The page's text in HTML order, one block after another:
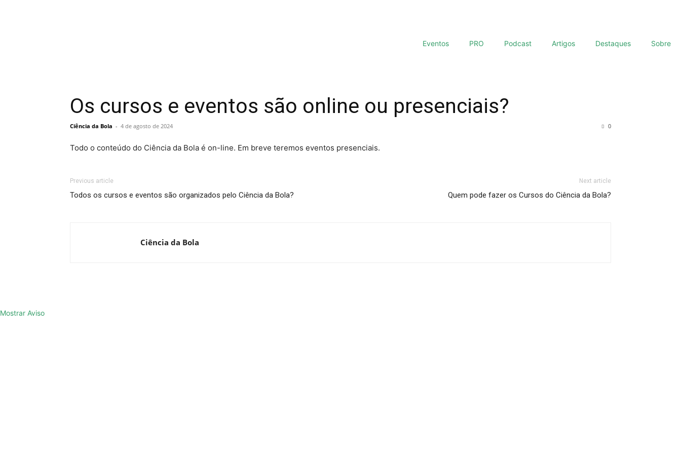
Eventos PRO Podcast Artigos Destaques Sobre
Os cursos e eventos são online ou presenciais?
Ciência da Bola - 4 de agosto de 2024 0
Todo o conteúdo do Ciência da Bola é on-line. Em breve teremos eventos presenciais.
Previous article
Todos os cursos e eventos são organizados pelo Ciência da Bola?
Next article
Quem pode fazer os Cursos do Ciência da Bola?
Ciência da Bola
Mostrar Aviso